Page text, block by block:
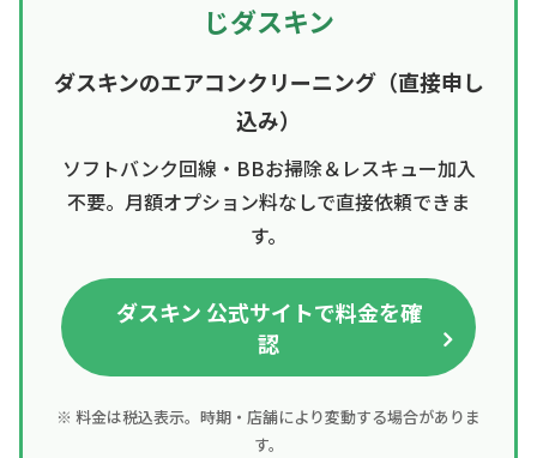
じダスキン
ダスキンのエアコンクリーニング（直接申し
込み）
ソフトバンク回線・BBお掃除＆レスキュー加入
不要。月額オプション料なしで直接依頼できま
す。
ダスキン 公式サイトで料金を確
認
※ 料金は税込表示。時期・店舗により変動する場合がありま
す。